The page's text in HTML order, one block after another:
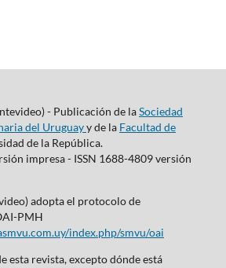
- Publicación de laSociedad
del Uruguayy de la Facultad de
de la República.
impresa - ISSN 1688-4809 versión
adopta el protocolo de
PMH
index.php/smvu/oai
esta revista, excepto dónde está